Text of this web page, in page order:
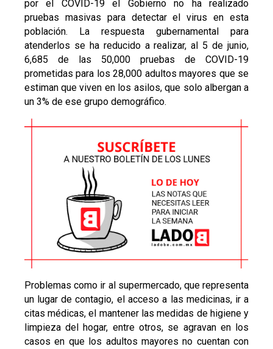
por el COVID-19 el Gobierno no ha realizado
pruebas masivas para detectar el virus en esta
población. La respuesta gubernamental para
atenderlos se ha reducido a realizar, al 5 de junio,
6,685 de las 50,000 pruebas de COVID-19
prometidas para los 28,000 adultos mayores que se
estiman que viven en los asilos, que solo albergan a
un 3% de ese grupo demográfico.
Problemas como ir al supermercado, que representa
un lugar de contagio, el acceso a las medicinas, ir a
citas médicas, el mantener las medidas de higiene y
limpieza del hogar, entre otros, se agravan en los
casos en que los adultos mayores no cuentan con